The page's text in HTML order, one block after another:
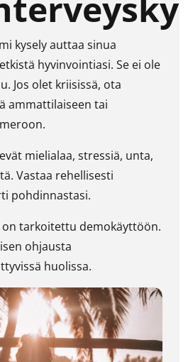
kysely auttaa sinua
hyvinvointiasi. Se ei ole
Jos olet kriisissä, ota
ammattilaiseen tai
mielialaa, stressiä, unta,
Vastaa rehellisesti
pohdinnastasi.
on tarkoitettu demokäyttöön.
ohjausta
huolissa.